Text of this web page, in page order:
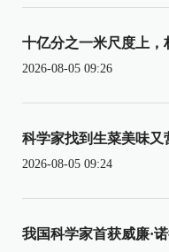
十亿分之一米尺度上，
2026-08-05 09:26
科学家找到生菜美味又
2026-08-05 09:24
我国科学家首获威廉·